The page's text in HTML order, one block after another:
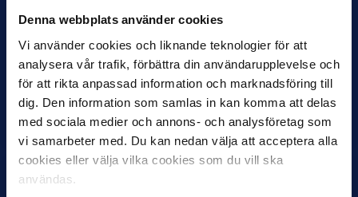
Denna webbplats använder cookies
Vi använder cookies och liknande teknologier för att
analysera vår trafik, förbättra din användarupplevelse och
för att rikta anpassad information och marknadsföring till
dig. Den information som samlas in kan komma att delas
med sociala medier och annons- och analysföretag som
vi samarbeter med. Du kan nedan välja att acceptera alla
cookies eller välja vilka cookies som du vill ska
användas.
27 JULI
Joachim Björklund tar över IFK Göteborg
Under måndagseftermiddagen meddelade IFK Göteborg att
Stefan Billborns uppdrag som huvudtränare i herrlaget har
avslutats.…